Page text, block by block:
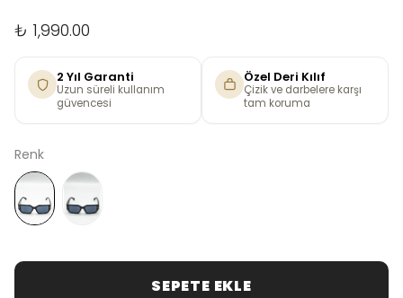
₺ 1,990.00
2 Yıl Garanti
Uzun süreli kullanım
güvencesi
Özel Deri Kılıf
Çizik ve darbelere karşı
tam koruma
Renk
SEPETE EKLE